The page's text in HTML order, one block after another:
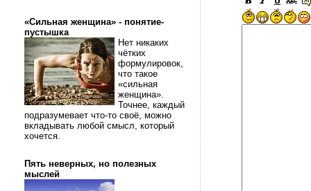
«Сильная женщина» - понятие-
пустышка
Нет никаких
чётких
формулировок,
что такое
«сильная
женщина».
Точнее, каждый
подразумевает что-то своё, можно
вкладывать любой смысл, который
хочется.
Пять неверных, но полезных
мыслей